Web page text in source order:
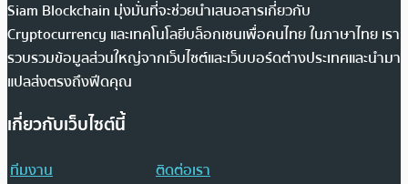
Siam Blockchain มุ่งมั่นที่จะช่วยนำเสนอสารเกี่ยวกับ
Cryptocurrency และเทคโนโลยีบล็อกเชนเพื่อคนไทย ในภาษาไทย เรา
รวบรวมข้อมูลส่วนใหญ่จากเว็บไซต์และเว็บบอร์ดต่างประเทศและนำมา
แปลส่งตรงถึงฟีดคุณ
เกี่ยวกับเว็บไซต์นี้
ทีมงาน
ติดต่อเรา